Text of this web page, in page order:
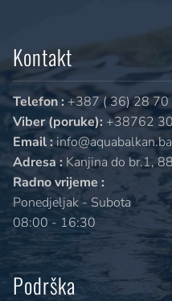
Kontakt
Telefon : +387 ( 36) 28 70
Viber (poruke): +38762
Email :info@aquabalkan.ba
Adresa : Kanjina do br.1,
Radno vrijeme :
Ponedjeljak - Subota
08:00 - 16:30
Podrška